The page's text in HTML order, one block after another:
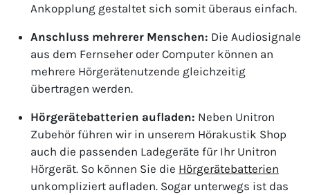
Ankopplung gestaltet sich somit überaus einfach.
Anschluss mehrerer Menschen: Die Audiosignale
aus dem Fernseher oder Computer können an
mehrere Hörgerätenutzende gleichzeitig
übertragen werden.
Hörgerätebatterien aufladen: Neben Unitron
Zubehör führen wir in unserem Hörakustik Shop
auch die passenden Ladegeräte für Ihr Unitron
Hörgerät. So können Sie die Hörgerätebatterien
unkompliziert aufladen. Sogar unterwegs ist das